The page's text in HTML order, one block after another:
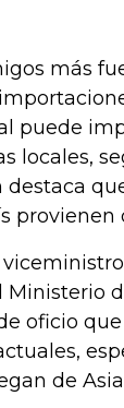
más
puede
locales,
provienen
oficio
de